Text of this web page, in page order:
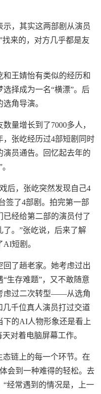
，其实这两部剧从演员
来的，对方几乎都是友
王婧怡有类似的经历和
择成为一名“横漂”。后
角导演。
量增长到了7000多人，
，张屹经历过4部短剧同时
员通告。回忆起去年的
后，张屹突然发现自己4
签了4部剧。拍完第一部
经给第二部的演员付了
了。”张屹说，后来了解
短剧。
回了趟老家。她考虑过出
生存难题”，又不敢随意
虑过二次转型——从选角
几千位真人演员打过交道
下的AI人物形象还是看上
对着电脑屏幕工作。
链上的每一个环节。在
会到一种难得的轻松。去
经常遇到的情况是，上一